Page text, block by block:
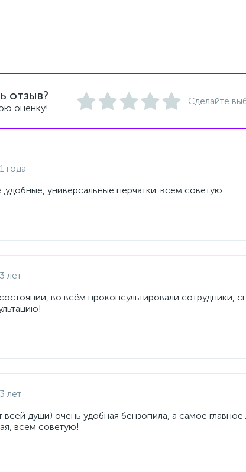
отзыв?
оценку!
Сделайте
года
,удобные, универсальные перчатки. всем советую
лет
во всём проконсультировали сотрудники,
лет
души) очень удобная бензопила, а самое главное
всем советую!